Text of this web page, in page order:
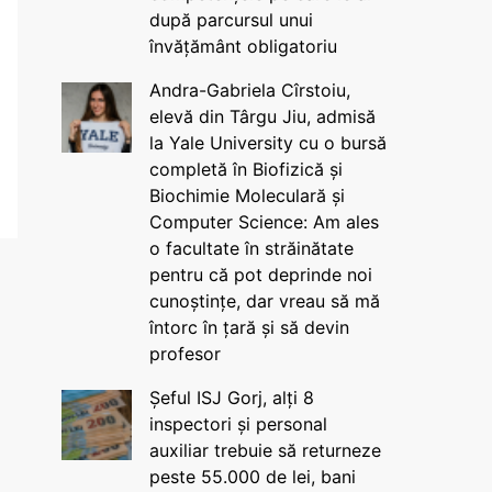
după parcursul unui
învățământ obligatoriu
Andra-Gabriela Cîrstoiu,
elevă din Târgu Jiu, admisă
la Yale University cu o bursă
completă în Biofizică și
Biochimie Moleculară și
Computer Science: Am ales
o facultate în străinătate
pentru că pot deprinde noi
cunoștințe, dar vreau să mă
întorc în țară și să devin
profesor
Șeful ISJ Gorj, alți 8
inspectori și personal
auxiliar trebuie să returneze
peste 55.000 de lei, bani